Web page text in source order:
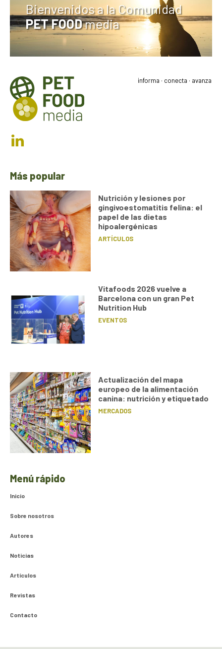
Bienvenidos a la Comunidad
PET FOODmedia
informa · conecta · avanza
Más popular
Nutrición y lesiones por
gingivoestomatitis felina: el
papel de las dietas
hipoalergénicas
ARTÍCULOS
Vitafoods 2026 vuelve a
Barcelona con un gran Pet
Nutrition Hub
EVENTOS
Actualización del mapa
europeo de la alimentación
canina: nutrición y etiquetado
MERCADOS
Menú rápido
Inicio
Sobre nosotros
Autores
Noticias
Artículos
Revistas
Contacto